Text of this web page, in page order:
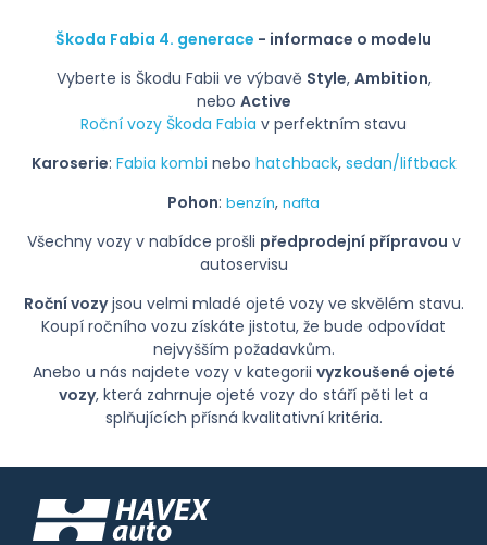
Škoda Fabia 4. generace - informace o modelu
Vyberte is Škodu Fabii ve výbavě Style, Ambition,
nebo Active
Roční vozy Škoda Fabia v perfektním stavu
Karoserie: Fabia kombi nebo hatchback, sedan/liftback
Pohon: benzín, nafta
Všechny vozy v nabídce prošli předprodejní přípravou v
autoservisu
Roční vozyjsou velmi mladé ojeté vozy ve skvělém stavu.
Koupí ročního vozu získáte jistotu, že bude odpovídat
nejvyšším požadavkům.
Anebo u nás najdete vozy v kategorii vyzkoušené ojeté
vozy, která zahrnuje ojeté vozy do stáří pěti let a
splňujících přísná kvalitativní kritéria.